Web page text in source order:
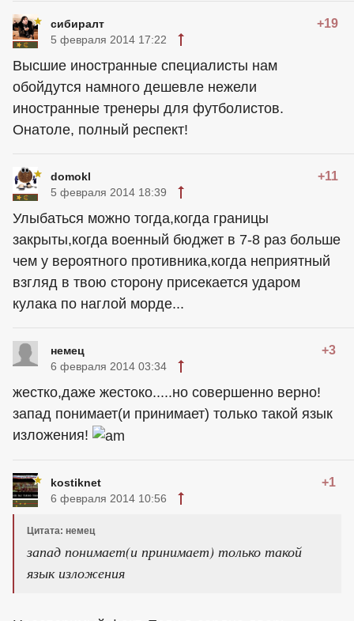
сибиралт +19
5 февраля 2014 17:22
Высшие иностранные специалисты нам
обойдутся намного дешевле нежели
иностранные тренеры для футболистов.
Онатоле, полный респект!
domokl +11
5 февраля 2014 18:39
Улыбаться можно тогда,когда границы
закрыты,когда военный бюджет в 7-8 раз больше
чем у вероятного противника,когда неприятный
взгляд в твою сторону присекается ударом
кулака по наглой морде...
немец +3
6 февраля 2014 03:34
жестко,даже жестоко.....но совершенно верно!
запад понимает(и принимает) только такой язык
изложения!
kostiknet +1
6 февраля 2014 10:56
Цитата: немец
запад понимает(и принимает) только такой
язык изложения